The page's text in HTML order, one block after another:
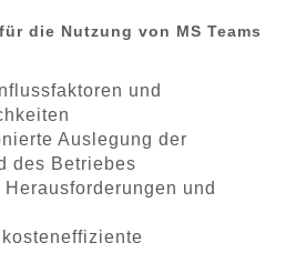
die Nutzung von MS Teams
und
Auslegung der
des Betriebes
und